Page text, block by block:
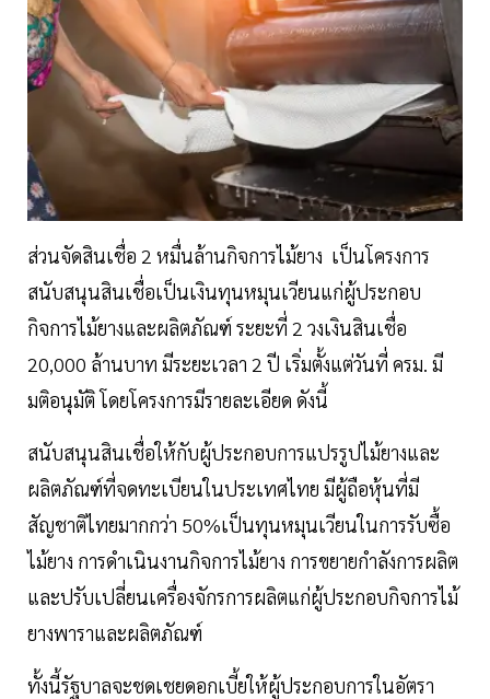
ส่วนจัดสินเชื่อ 2 หมื่นล้านกิจการไม้ยาง เป็นโครงการ
สนับสนุนสินเชื่อเป็นเงินทุนหมุนเวียนแก่ผู้ประกอบ
กิจการไม้ยางและผลิตภัณฑ์ ระยะที่ 2 วงเงินสินเชื่อ
20,000 ล้านบาท มีระยะเวลา 2 ปี เริ่มตั้งแต่วันที่ ครม. มี
มติอนุมัติ โดยโครงการมีรายละเอียด ดังนี้
สนับสนุนสินเชื่อให้กับผู้ประกอบการแปรรูปไม้ยางและ
ผลิตภัณฑ์ที่จดทะเบียนในประเทศไทย มีผู้ถือหุ้นที่มี
สัญชาติไทยมากกว่า 50%เป็นทุนหมุนเวียนในการรับซื้อ
ไม้ยาง การดำเนินงานกิจการไม้ยาง การขยายกำลังการผลิต
และปรับเปลี่ยนเครื่องจักรการผลิตแก่ผู้ประกอบกิจการไม้
ยางพาราและผลิตภัณฑ์
ทั้งนี้รัฐบาลจะชดเชยดอกเบี้ยให้ผู้ประกอบการในอัตรา